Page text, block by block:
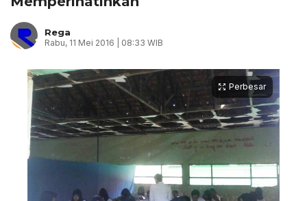
Rega
Rabu, 11 Mei 2016 | 08:33 WIB
Perbesar